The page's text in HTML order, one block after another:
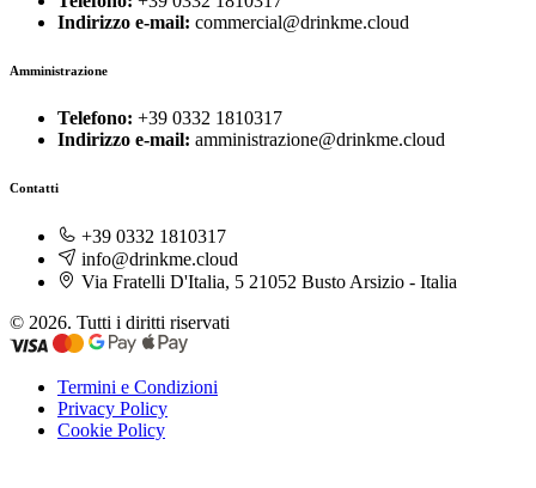
Indirizzo e-mail: commercial@drinkme.cloud
Amministrazione
Telefono: +39 0332 1810317
Indirizzo e-mail: amministrazione@drinkme.cloud
Contatti
+39 0332 1810317
info@drinkme.cloud
Via Fratelli D'Italia, 5 21052 Busto Arsizio - Italia
© 2026. Tutti i diritti riservati
Termini e Condizioni
Privacy Policy
Cookie Policy